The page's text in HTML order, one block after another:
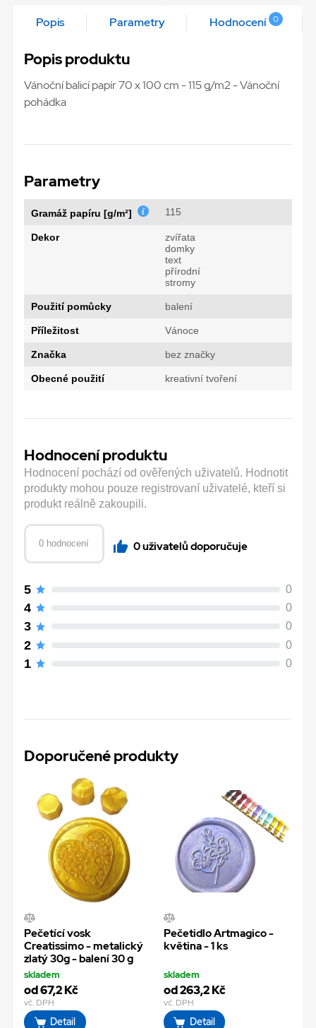
Popis Parametry Hodnocení 0
Popis produktu
Vánoční balicí papír 70 x 100 cm - 115 g/m2 - Vánoční
pohádka
Parametry
Gramáž papíru [g/m²] 115
Dekor
zvířata
domky
text
přírodní
stromy
Použití pomůcky balení
Příležitost Vánoce
Značka bez značky
Obecné použití kreativní tvoření
Hodnocení produktu
Hodnocení pochází od ověřených uživatelů. Hodnotit
produkty mohou pouze registrovaní uživatelé, kteří si
produkt reálně zakoupili.
0 hodnocení 0 uživatelů doporučuje
5 0
4 0
3 0
2 0
1 0
Doporučené produkty
Pečetící vosk
Creatissimo - metalický
zlatý 30g - balení 30 g
skladem
od 67,2 Kč
vč. DPH
Detail
Pečetidlo Artmagico -
květina - 1 ks
skladem
od 263,2 Kč
vč. DPH
Detail